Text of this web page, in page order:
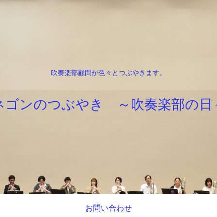
吹奏楽部顧問が色々とつぶやきます。
ゴンのつぶやき ～吹奏楽部の日
お問い合わせ